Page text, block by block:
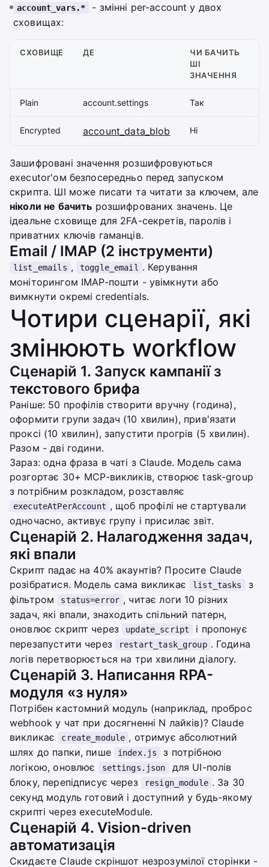
account_vars.*
- змінні per-account у двох
сховищах:
СХОВИЩЕ ДЕ
ЧИ БАЧИТЬ
ШІ
ЗНАЧЕННЯ
Plain account.settings Так
Encrypted account_data_blob Ні
Зашифровані значення розшифровуються
executor'ом безпосередньо перед запуском
скрипта. ШІ може писати та читати за ключем, але
ніколи не бачить розшифрованих значень. Це
ідеальне сховище для 2FA-секретів, паролів і
приватних ключів гаманців.
Email / IMAP (2 інструменти)
list_emails , toggle_email
. Керування
моніторингом IMAP-пошти - увімкнути або
вимкнути окремі credentials.
Чотири сценарії, які
змінюють workflow
Сценарій 1. Запуск кампанії з
текстового брифа
Раніше: 50 профілів створити вручну (година),
оформити групи задач (10 хвилин), прив'язати
проксі (10 хвилин), запустити прогрів (5 хвилин).
Разом - дві години.
Зараз: одна фраза в чаті з Claude. Модель сама
розгортає 30+ MCP-викликів, створює task-group
з потрібним розкладом, розставляє
executeAtPerAccount , щоб профілі не стартували
одночасно, активує групу і присилає звіт.
Сценарій 2. Налагодження задач,
які впали
Скрипт падає на 40% акаунтів? Просите Claude
розібратися. Модель сама викликає
list_tasks
з
фільтром
status=error , читає логи 10 різних
задач, які впали, знаходить спільний патерн,
оновлює скрипт через
update_script
і пропонує
перезапустити через
restart_task_group . Година
логів перетворюється на три хвилини діалогу.
Сценарій 3. Написання RPA-
модуля «з нуля»
Потрібен кастомний модуль (наприклад, проброс
webhook у чат при досягненні N лайків)? Claude
викликає
create_module , отримує абсолютний
шлях до папки, пише
index.js
з потрібною
логікою, оновлює
settings.json
для UI-полів
блоку, перепідписує через
resign_module . За 30
секунд модуль готовий і доступний у будь-якому
скрипті через executeModule.
Сценарій 4. Vision-driven
автоматизація
Скидаєте Claude скріншот незрозумілої сторінки -